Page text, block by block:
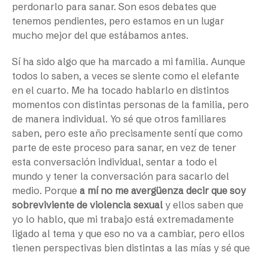
perdonarlo para sanar. Son esos debates que
tenemos pendientes, pero estamos en un lugar
mucho mejor del que estábamos antes.
Sí ha sido algo que ha marcado a mi familia. Aunque
todos lo saben, a veces se siente como el elefante
en el cuarto. Me ha tocado hablarlo en distintos
momentos con distintas personas de la familia, pero
de manera individual. Yo sé que otros familiares
saben, pero este año precisamente sentí que como
parte de este proceso para sanar, en vez de tener
esta conversación individual, sentar a todo el
mundo y tener la conversación para sacarlo del
medio. Porque a mí no me avergüenza decir que soy
sobreviviente de violencia sexual y ellos saben que
yo lo hablo, que mi trabajo está extremadamente
ligado al tema y que eso no va a cambiar, pero ellos
tienen perspectivas bien distintas a las mías y sé que